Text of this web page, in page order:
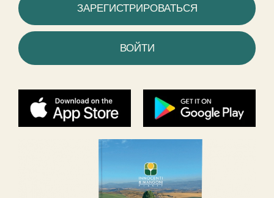
ЗАРЕГИСТРИРОВАТЬСЯ
ВОЙТИ